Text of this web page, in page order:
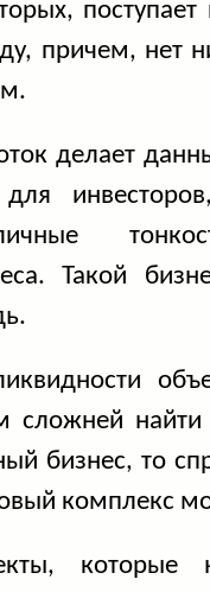
причем, нет
делает
Такой
сложней найти
бизнес, то
комплекс
которые